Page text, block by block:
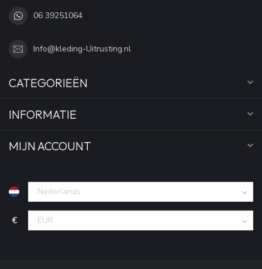
06 39251064
Info@kleding-Uitrusting.nl
CATEGORIEËN
INFORMATIE
MIJN ACCOUNT
€